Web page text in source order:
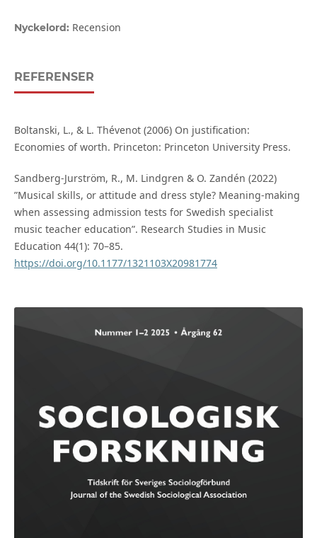
Nyckelord: Recension
REFERENSER
Boltanski, L., & L. Thévenot (2006) On justification:
Economies of worth. Princeton: Princeton University Press.
Sandberg-Jurström, R., M. Lindgren & O. Zandén (2022)
”Musical skills, or attitude and dress style? Meaning-making
when assessing admission tests for Swedish specialist
music teacher education”. Research Studies in Music
Education 44(1): 70–85.
https://doi.org/10.1177/1321103X20981774